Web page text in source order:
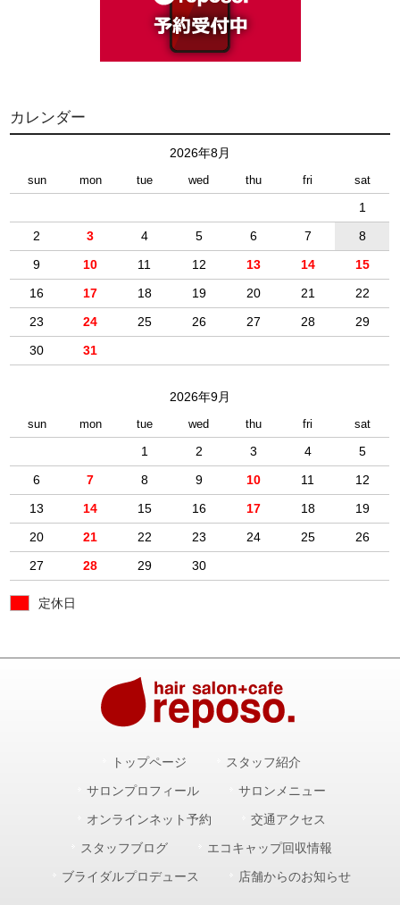
カレンダー
2026年8月
sun mon tue wed thu fri sat
1
2
3 4 5 6 7
8
9
10 11 12 13 14
15
16
17 18 19 20 21
22
23
24 25 26 27 28
29
30
31
2026年9月
sun mon tue wed thu fri sat
1 2 3 4
5
6
7 8 9 10 11
12
13
14 15 16 17 18
19
20
21 22 23 24 25
26
27
28 29 30
定休日
トップページ スタッフ紹介
サロンプロフィール サロンメニュー
オンラインネット予約 交通アクセス
スタッフブログ エコキャップ回収情報
ブライダルプロデュース 店舗からのお知らせ